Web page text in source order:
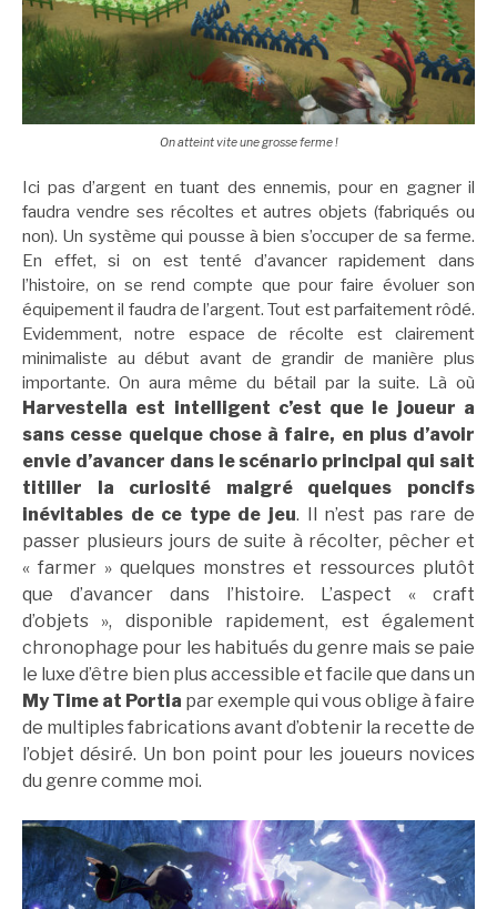
On atteint vite une grosse ferme !
Ici pas d’argent en tuant des ennemis, pour en gagner il
faudra vendre ses récoltes et autres objets (fabriqués ou
non). Un système qui pousse à bien s’occuper de sa ferme.
En effet, si on est tenté d’avancer rapidement dans
l’histoire, on se rend compte que pour faire évoluer son
équipement il faudra de l’argent. Tout est parfaitement rôdé.
Evidemment, notre espace de récolte est clairement
minimaliste au début avant de grandir de manière plus
importante. On aura même du bétail par la suite. Là où
Harvestella est intelligent c’est que le joueur a
sans cesse quelque chose à faire, en plus d’avoir
envie d’avancer dans le scénario principal qui sait
titiller la curiosité malgré quelques poncifs
inévitables de ce type de jeu. Il n’est pas rare de
passer plusieurs jours de suite à récolter, pêcher et
« farmer » quelques monstres et ressources plutôt
que d’avancer dans l’histoire. L’aspect « craft
d’objets », disponible rapidement, est également
chronophage pour les habitués du genre mais se paie
le luxe d’être bien plus accessible et facile que dans un
My Time at Portia par exemple qui vous oblige à faire
de multiples fabrications avant d’obtenir la recette de
l’objet désiré. Un bon point pour les joueurs novices
du genre comme moi.